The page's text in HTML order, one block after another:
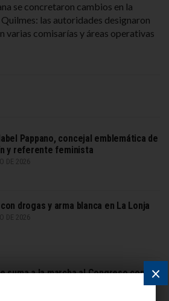
se concretaron cambios en la
las autoridades designaron
varias comisarías y áreas operativas
Pappano, concejal emblemática de
y referente feminista
DE 2026
drogas y arma blanca en La Lonja
DE 2026
suma a la marcha al Congreso contra×